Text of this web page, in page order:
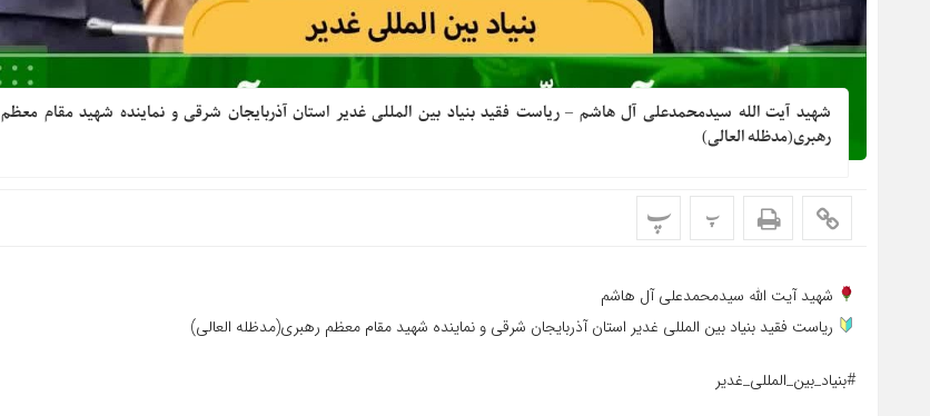
شهید آیت الله سیدمحمدعلی آل هاشم – ریاست فقید بنیاد بین المللی غدیر استان آذربایجان شرقی و نماینده شهید مقام معظم
رهبری(مدظله العالی)
پ پ
شهید آیت الله سیدمحمدعلی آل هاشم
ریاست فقید بنیاد بین المللی غدیر استان آذربایجان شرقی و نماینده شهید مقام معظم رهبری(مدظله العالی)
#بنیاد_بین_المللی_غدیر